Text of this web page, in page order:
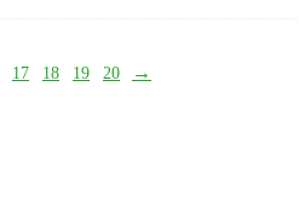
17 18 19 20 →